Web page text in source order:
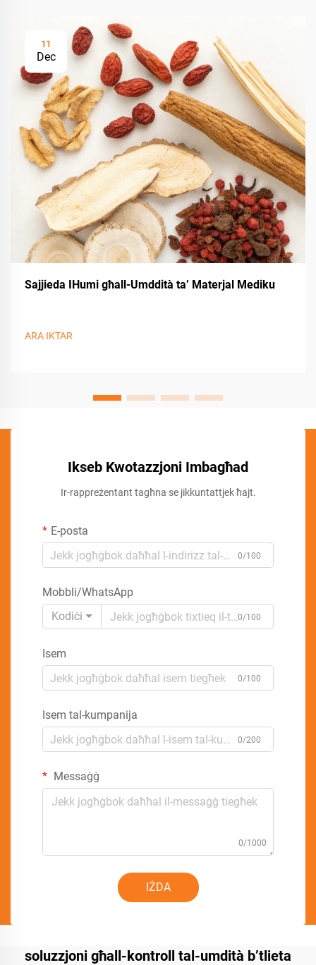
11
Dec
Sajjieda IHumi għall-Umddità ta’ Materjal Mediku
ARA IKTAR
Ikseb Kwotazzjoni Imbagħad
Ir-rappreżentant tagħna se jikkuntattjek ħajt.
E-posta
0/100
Mobbli/WhatsApp
Kodiċi
0/100
Isem
0/100
Isem tal-kumpanija
0/200
Messaġġ
0/1000
IŻDA
soluzzjoni għall-kontroll tal-umdità b’tlieta